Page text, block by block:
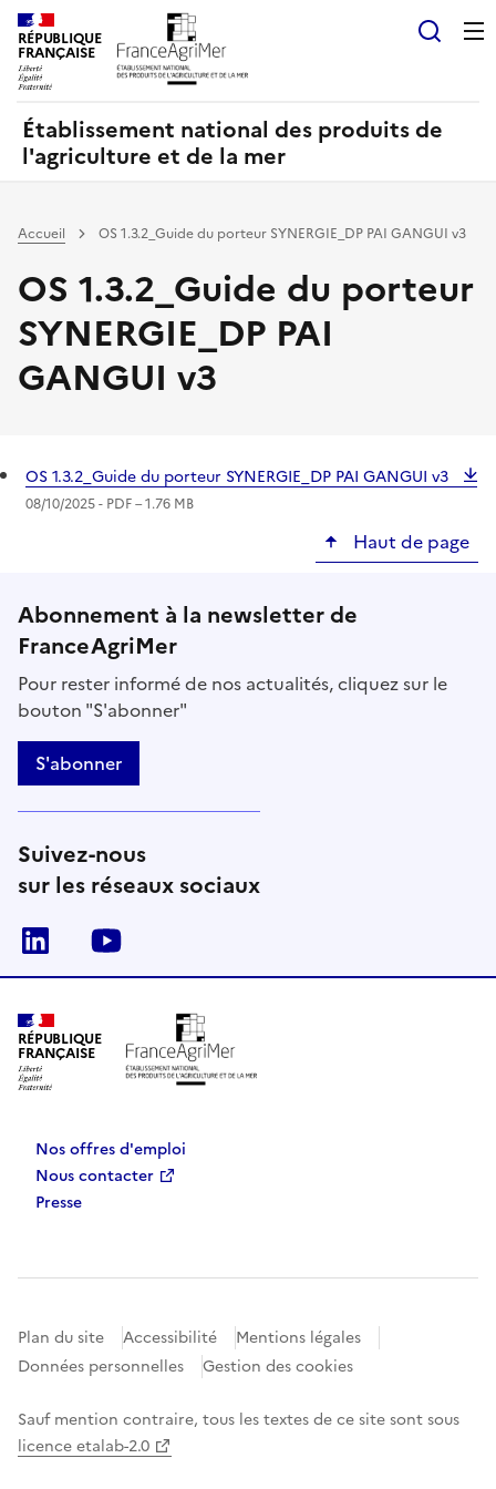
RÉPUBLIQUE
FRANÇAISE
Établissement national des produits de
l'agriculture et de la mer
Accueil OS 1.3.2_Guide du porteur SYNERGIE_DP PAI GANGUI v3
OS 1.3.2_Guide du porteur
SYNERGIE_DP PAI
GANGUI v3
OS 1.3.2_Guide du porteur SYNERGIE_DP PAI GANGUI v3
08/10/2025 - PDF– 1.76 MB
Haut de page
Abonnement à la newsletter de
FranceAgriMer
Pour rester informé de nos actualités, cliquez sur le
bouton "S'abonner"
S'abonner
Suivez-nous
sur les réseaux sociaux
Linkedin
RÉPUBLIQUE
FRANÇAISE
Nos offres d'emploi
Nous contacter
Presse
Plan du site Accessibilité
Mentions légales
Données personnelles
Gestion des cookies
Sauf mention contraire, tous les textes de ce site sont sous
licence etalab-2.0
Panneau de gestion des cookies